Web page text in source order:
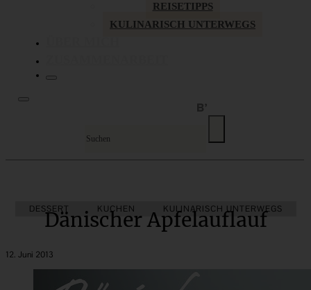
REISETIPPS
KULINARISCH UNTERWEGS
DESSERT KUCHEN KULINARISCH UNTERWEGS
Dänischer Apfelauflauf
12. Juni 2013